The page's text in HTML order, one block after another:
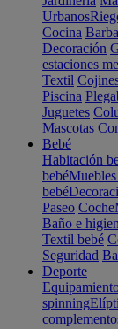
Urbanos
Cocina
Decoración
estaciones
Textil
Piscina
Juguetes
Mascotas
Bebé
Habitación
bebé
bebé
Paseo Coche
Baño e
Textil bebé
Seguridad
Deporte
spinning